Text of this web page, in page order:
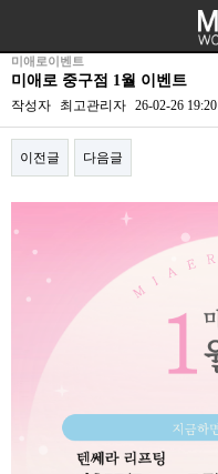
미애로이벤트
미애로 중구점 1월 이벤트
작성자 최고관리자 26-02-26 19:20
이전글 다음글